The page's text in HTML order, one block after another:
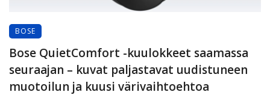
BOSE
Bose QuietComfort -kuulokkeet saamassa
seuraajan – kuvat paljastavat uudistuneen
muotoilun ja kuusi värivaihtoehtoa